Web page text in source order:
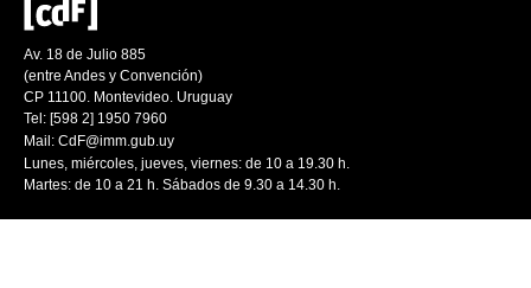
Av. 18 de Julio 885
(entre Andes y Convención)
CP 11100. Montevideo. Uruguay
Tel: [598 2] 1950 7960
Mail: CdF@imm.gub.uy
Lunes, miércoles, jueves, viernes: de 10 a 19.30 h.
Martes: de 10 a 21 h. Sábados de 9.30 a 14.30 h.